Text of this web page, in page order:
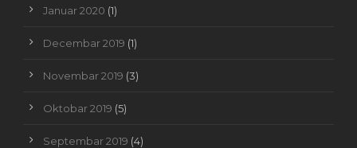
Januar 2020 (1)
Decembar 2019 (1)
Novembar 2019 (3)
Oktobar 2019 (5)
Septembar 2019 (4)